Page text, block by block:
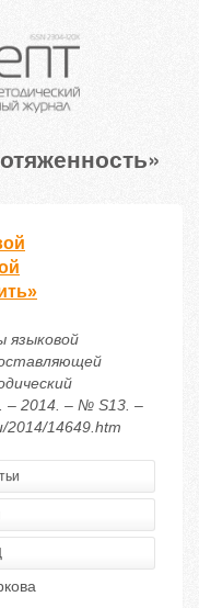
языковой
– 2014. – № S13. –
2014/14649.htm